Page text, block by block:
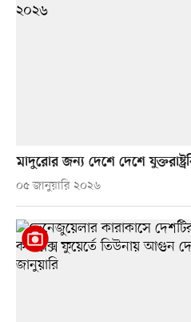
মাদুরোর জন্য দেশে দেশে
০৫ জানুয়ারি ২০২৬